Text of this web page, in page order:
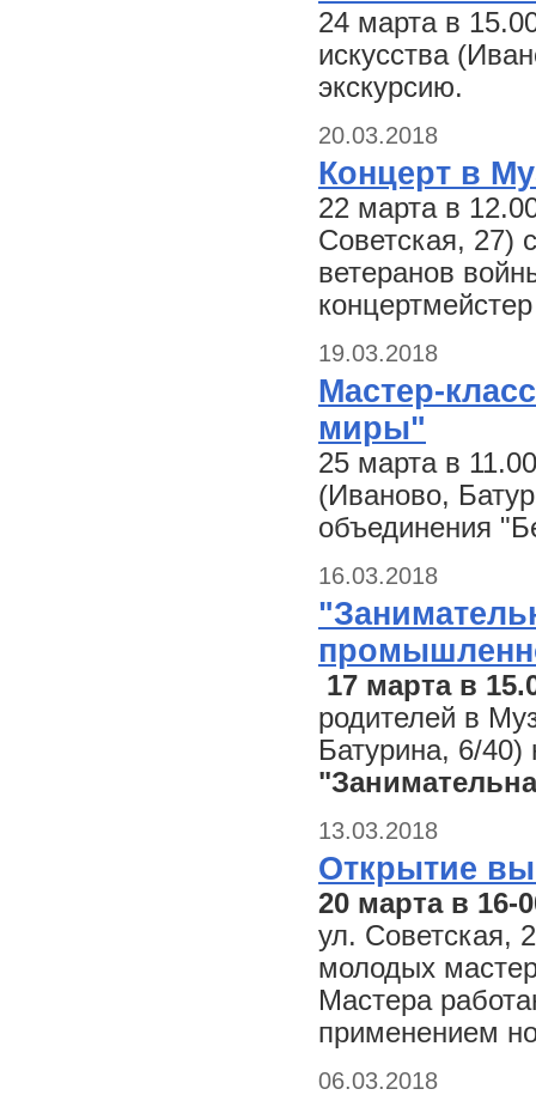
24 марта в
искусства
экскурсию.
20.03.2018
Концерт в
22 марта в
Советская, 27)
ветеранов
19.03.2018
Мастер-
миры"
25 марта в
(Иваново,
объединения
16.03.2018
17 марта в
родителей в
Батурина, 6/40)
13.03.2018
Открытие
20 марта в 16-
ул. Советская,
молодых
Мастера
применением
06.03.2018